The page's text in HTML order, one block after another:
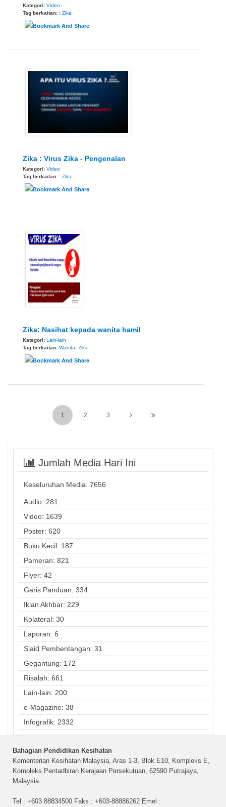
Kategori: Video
Tag berkaitan: : Zika
Zika : Virus Zika - Pengenalan
Kategori: Video
Tag berkaitan: : Zika
Zika: Nasihat kepada wanita hamil
Kategori: Lain-lain
Tag berkaitan: Wanita Zika
1 2 3
Jumlah Media Hari Ini
Keseluruhan Media: 7656
Audio: 281
Video: 1639
Poster: 620
Buku Kecil: 187
Pameran: 821
Flyer: 42
Garis Panduan: 334
Iklan Akhbar: 229
Kolateral: 30
Laporan: 6
Slaid Pembentangan: 31
Gegantung: 172
Risalah: 661
Lain-lain: 200
e-Magazine: 38
Infografik: 2332
Bahagian Pendidikan Kesihatan
Kementerian Kesihatan Malaysia, Aras 1-3, Blok E10, Kompleks E,
Kompleks Pentadbiran Kerajaan Persekutuan, 62590 Putrajaya,
Malaysia.
Tel : +603 88834500 Faks : +603-88886262 Emel :